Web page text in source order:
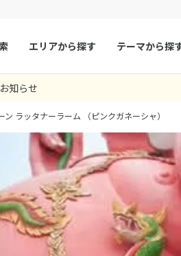
エリアから探す
フランス
ルクセンブルク
チェコ
スロヴァキア
ン
デンマーク
リトアニア
テーマから探
夏旅
知らせ
ン ラッタナーラーム （ピンクガネーシャ）